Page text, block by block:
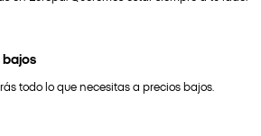
todo lo que necesitas a precios bajos.